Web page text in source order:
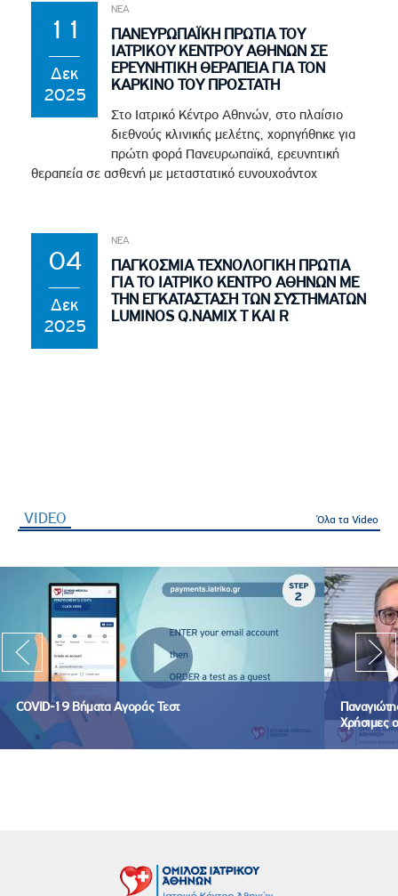
11
Δεκ
2025
ΝΕΑ
ΠΑΝΕΥΡΩΠΑΪΚΗ ΠΡΩΤΙΑ ΤΟΥ
ΙΑΤΡΙΚΟΥ ΚΕΝΤΡΟΥ ΑΘΗΝΩΝ ΣΕ
ΕΡΕΥΝΗΤΙΚΗ ΘΕΡΑΠΕΙΑ ΓΙΑ ΤΟΝ
ΚΑΡΚΙΝΟ ΤΟΥ ΠΡΟΣΤΑΤΗ
Στο Ιατρικό Κέντρο Αθηνών, στο πλαίσιο
διεθνούς κλινικής μελέτης, χορηγήθηκε για
πρώτη φορά Πανευρωπαϊκά, ερευνητική
θεραπεία σε ασθενή με μεταστατικό ευνουχοάντοχ
04
Δεκ
2025
ΝΕΑ
ΠΑΓΚΟΣΜΙΑ ΤΕΧΝΟΛΟΓΙΚΗ ΠΡΩΤΙΑ
ΓΙΑ ΤΟ ΙΑΤΡΙΚΟ ΚΕΝΤΡΟ ΑΘΗΝΩΝ ΜΕ
ΤΗΝ ΕΓΚΑΤΑΣΤΑΣΗ ΤΩΝ ΣΥΣΤΗΜΑΤΩΝ
LUMINOS Q.NAMIX T ΚΑΙ R
VIDEO Όλα τα Video
COVID-19 Βήματα Αγοράς Τεστ
Χρήσιμες